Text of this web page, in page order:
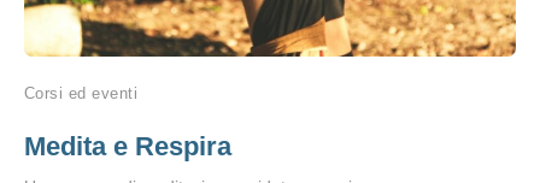
Corsi ed eventi
Medita e Respira